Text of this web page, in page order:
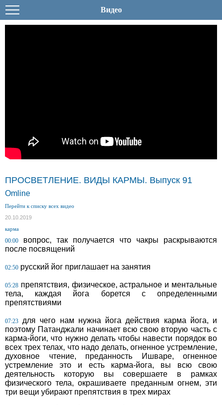
Видео
ПРОСВЕТЛЕНИЕ. ВИДЫ КАРМЫ. Выпуск 91
Omline
Перейти к списку всех видео
20.10.2019
карма
00:00
вопрос, так получается что чакры раскрываются
после посвящений
02:50 русский йог приглашает на занятия
05:28 препятствия, физическое, астральное и ментальные
тела, каждая йога борется с определенными
препятствиями
07:23
для чего нам нужна йога действия карма йога, и
поэтому Патанджали начинает всю свою вторую часть с
карма-йоги, что нужно делать чтобы навести порядок во
всех трех телах, что надо делать, огненное устремление,
духовное чтение, преданность Ишваре, огненное
устремление это и есть карма-йога, вы всю свою
деятельность которую вы совершаете в рамках
физического тела, окрашиваете преданным огнем, эти
три вещи убирают препятствия в трех мирах